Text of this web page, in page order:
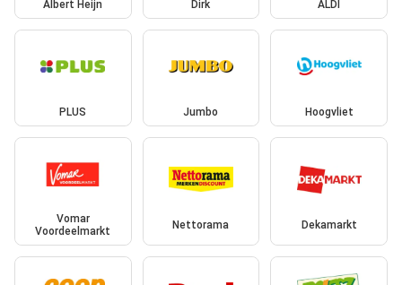
Albert Heijn Dirk ALDI
PLUS Jumbo Hoogvliet
Vomar
Voordeelmarkt
Nettorama Dekamarkt